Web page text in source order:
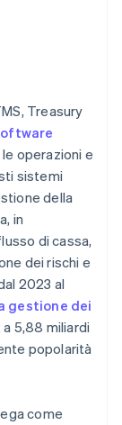
esigenze
di un
Treasury
operazioni e
sistemi
della
in
di cassa,
dei rischi e
2023 al
gestione dei
5,88 miliardi
popolarità
come